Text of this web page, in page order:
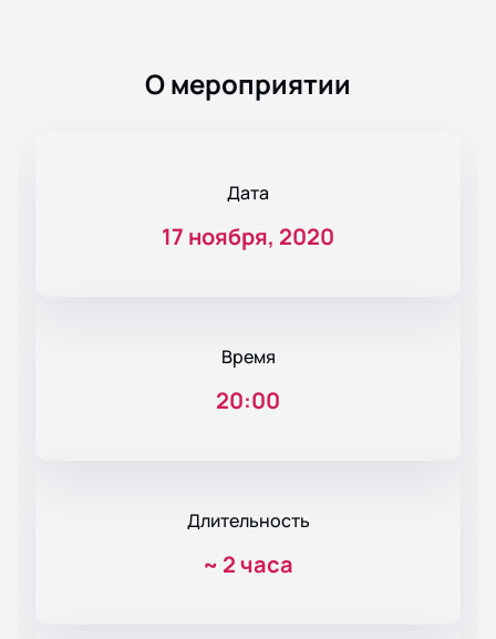
О мероприятии
Дата
17 ноября, 2020
Время
20:00
Длительность
~ 2 часа